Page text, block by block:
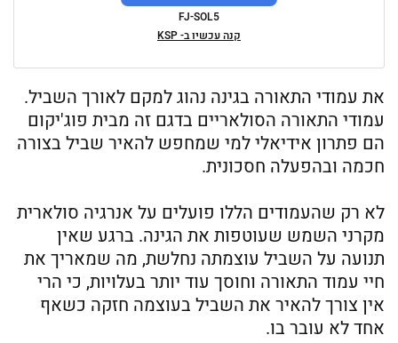
FJ-SOL5
קנה עכשיו ב- KSP
את עמודי התאורה בגינה נהוג למקם לאורך השביל.
עמודי התאורה הסולאריים בדגם זה מבית פוג'יקום
הם פתרון אידיאלי למי שמחפש להאיר שביל בצורה
חכמה ובהפעלה חסכונית.
לא רק שהעמודים הללו פועלים על אנרגיה סולארית
מקרני השמש שעוטפות את הגינה. ברגע שאין
תנועה על השביל עוצמתה נחלשת, מה שמאריך את
חיי עמוד התאורה וחוסך עוד יותר בעלויות, כי הרי
אין צורך להאיר את השביל בעוצמה חזקה כשאף
אחד לא עובר בו.